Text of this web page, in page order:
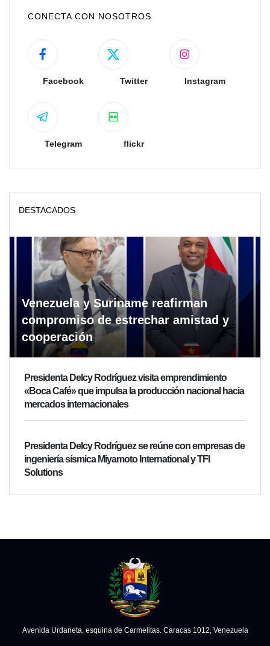
CONECTA CON NOSOTROS
Facebook Twitter Instagram
Telegram flickr
DESTACADOS
Venezuela y Suriname reafirman
compromiso de estrechar amistad y
cooperación
Presidenta Delcy Rodríguez visita emprendimiento
«Boca Café» que impulsa la producción nacional hacia
mercados internacionales
Presidenta Delcy Rodríguez se reúne con empresas de
ingeniería sísmica Miyamoto International y TFI
Solutions
Avenida Urdaneta, esquina de Carmelitas. Caracas 1012, Venezuela